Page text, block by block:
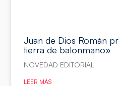
Juan de Dios Román
tierra de balonmano»
NOVEDAD EDITORIAL
LEER MÁS